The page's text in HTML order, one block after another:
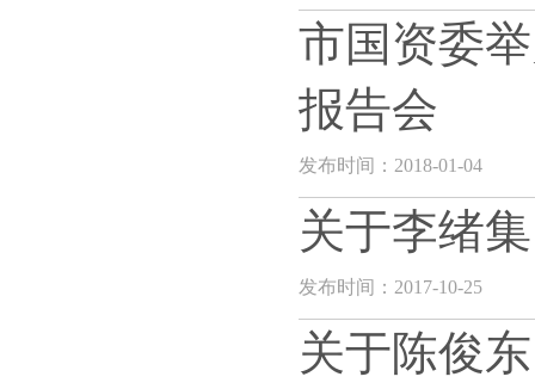
市国资委
报告会
发布时间：2018-01-04
关于李绪
发布时间：2017-10-25
关于陈俊